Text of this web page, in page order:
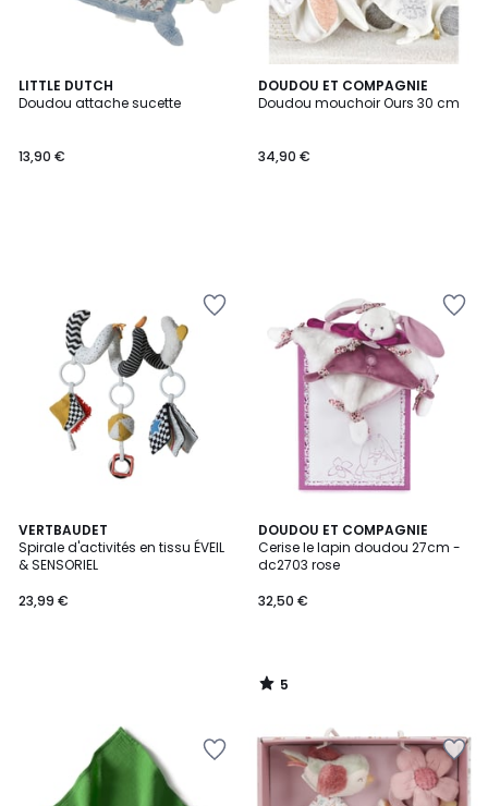
LITTLE DUTCH
Doudou attache sucette
13,90 €
DOUDOU ET COMPAGNIE
Doudou mouchoir Ours 30 cm
34,90 €
VERTBAUDET
Spirale d'activités en tissu ÉVEIL
& SENSORIEL
23,99 €
DOUDOU ET COMPAGNIE
Cerise le lapin doudou 27cm -
dc2703 rose
32,50 €
5
/
5
5
/